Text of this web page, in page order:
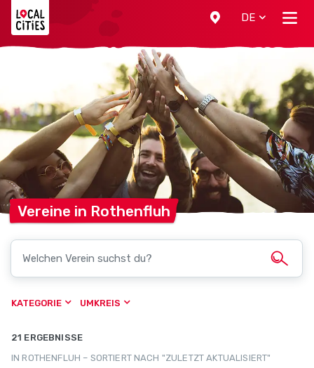
DE
Vereine in Rothenfluh
KATEGORIE UMKREIS
21 ERGEBNISSE
IN ROTHENFLUH – SORTIERT NACH "ZULETZT AKTUALISIERT"